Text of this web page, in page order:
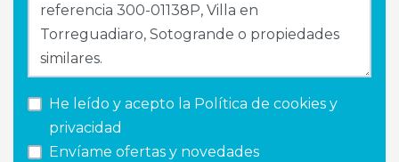
He leído y acepto la Política de cookies y
privacidad
Envíame ofertas y novedades